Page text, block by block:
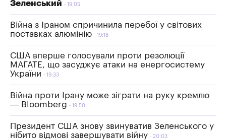
Зеленський
19:05
Війна з Іраном спричинила перебої у світових
поставках алюмінію
19:18
США вперше голосували проти резолюції
МАГАТЕ, що засуджує атаки на енергосистему
України
19:33
Війна проти Ірану може зіграти на руку кремлю
— Bloomberg
19:50
Президент США знову звинуватив Зеленського у
нібито відмові завершувати війну
20:03